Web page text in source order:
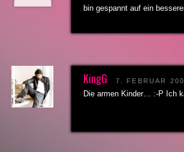
bin gespannt auf ein
KingG 7. FEBRUAR
Die armen Kinder… :-P Ich